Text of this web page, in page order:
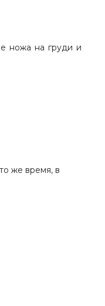
ножа на груди и
же время, в
от неопрена и